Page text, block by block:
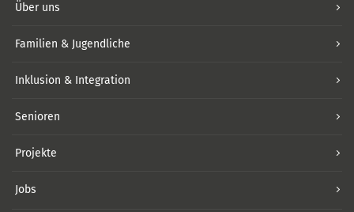
Über uns
Familien & Jugendliche
Inklusion & Integration
Senioren
Projekte
Jobs